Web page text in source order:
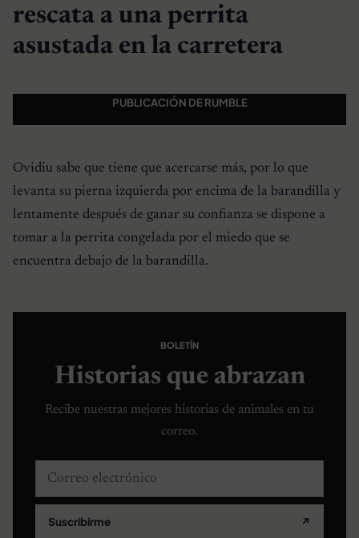
rescata a una perrita
asustada en la carretera
PUBLICACIÓN DE RUMBLE
Ovidiu sabe que tiene que acercarse más, por lo que
levanta su pierna izquierda por encima de la barandilla y
lentamente después de ganar su confianza se dispone a
tomar a la perrita congelada por el miedo que se
encuentra debajo de la barandilla.
BOLETÍN
Historias que abrazan
Recibe nuestras mejores historias de animales en tu
correo.
Correo electrónico
Suscribirme ↗